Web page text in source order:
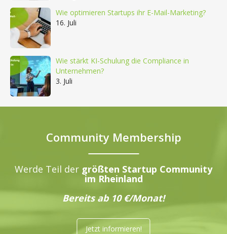
Wie optimieren Startups ihr E-Mail-Marketing?
16. Juli
Wie stärkt KI-Schulung die Compliance in
Unternehmen?
3. Juli
Community Membership
Werde Teil der größten Startup Community
im Rheinland
Bereits ab 10 €/Monat!
Jetzt informieren!